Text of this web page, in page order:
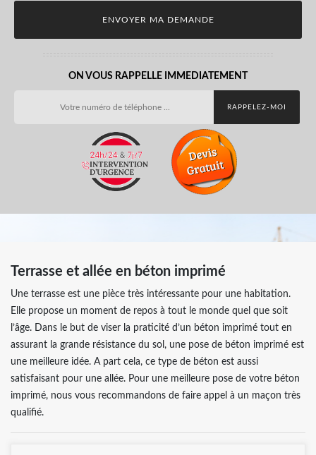
ON VOUS RAPPELLE IMMEDIATEMENT
Terrasse et allée en béton imprimé
Une terrasse est une pièce très intéressante pour une habitation.
Elle propose un moment de repos à tout le monde quel que soit
l’âge. Dans le but de viser la praticité d’un béton imprimé tout en
assurant la grande résistance du sol, une pose de béton imprimé est
une meilleure idée. A part cela, ce type de béton est aussi
satisfaisant pour une allée. Pour une meilleure pose de votre béton
imprimé, nous vous recommandons de faire appel à un maçon très
qualifié.